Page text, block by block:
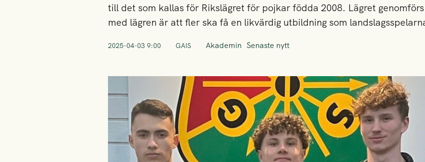
till det som kallas för Rikslägret för pojkar födda 2008. Lägret
med lägren är att fler ska få en likvärdig utbildning som
2025-04-03 9:00 GAIS Akademin Senaste nytt